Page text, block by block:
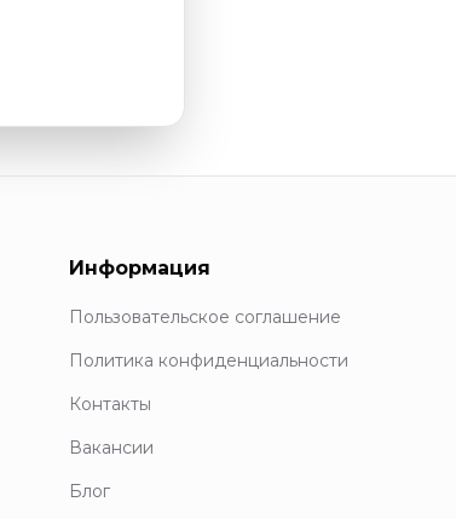
Информация
Пользовательское соглашение
Политика конфиденциальности
Контакты
Вакансии
Блог